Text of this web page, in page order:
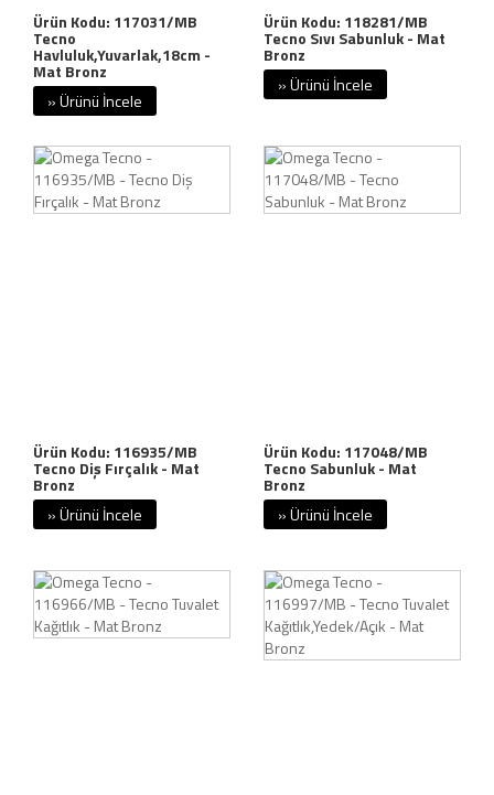
Ürün Kodu: 117031/MB
Tecno
Havluluk,Yuvarlak,18cm -
Mat Bronz
» Ürünü İncele
Ürün Kodu: 118281/MB
Tecno Sıvı Sabunluk - Mat
Bronz
» Ürünü İncele
Ürün Kodu: 116935/MB
Tecno Diş Fırçalık - Mat
Bronz
» Ürünü İncele
Ürün Kodu: 117048/MB
Tecno Sabunluk - Mat
Bronz
» Ürünü İncele